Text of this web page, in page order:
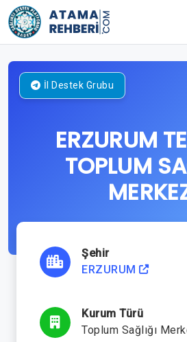
ERZURUM
TOPLUM
İl Destek Grubu
Şehir
ERZURUM
Kurum Türü
Toplum Sağlığı